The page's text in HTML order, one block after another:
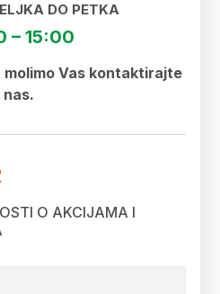
DO PETKA
– 15:00
molimo Vas kontaktirajte
nas.
O AKCIJAMA I